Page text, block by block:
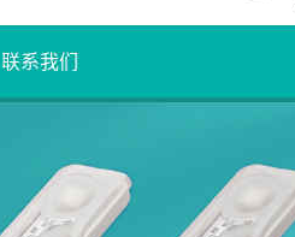
联系我们